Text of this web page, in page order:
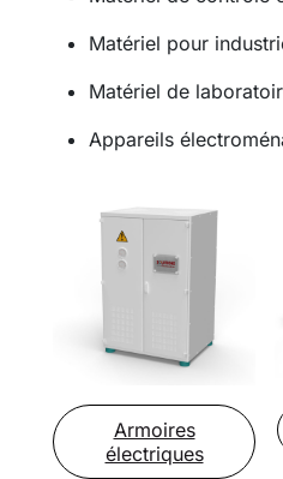
Matériel pour
Matériel de
Appareils
Armoires
électriques